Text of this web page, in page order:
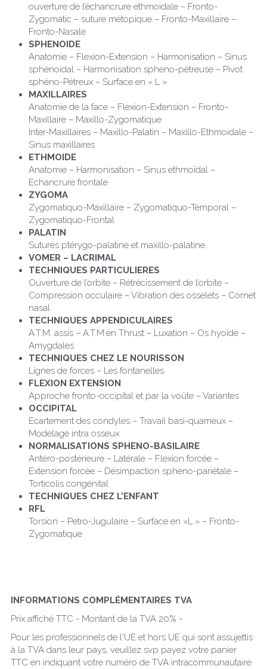
ouverture de l’échancrure ethmoidale – Fronto-
Zygomatic – suture métopique – Fronto-Maxillaire –
Fronto-Nasale
SPHENOIDE
Anatomie – Flexion-Extension – Harmonisation – Sinus
sphénoidal – Harmonisation spheno-pétreuse – Pivot
sphéno-Pétreux – Surface en « L »
MAXILLAIRES
Anatomie de la face – Flexion-Extension – Fronto-
Maxillaire – Maxillo-Zygomatique
Inter-Maxillaires – Maxillo-Palatin – Maxillo-Ethmoidale –
Sinus maxillaires
ETHMOIDE
Anatomie – Harmonisation – Sinus ethmoïdal –
Echancrure frontale
ZYGOMA
Zygomatiquo-Maxillaire – Zygomatiquo-Temporal –
Zygomatiquo-Frontal
PALATIN
Sutures ptérygo-palatine et maxillo-palatine.
VOMER – LACRIMAL
TECHNIQUES PARTICULIERES
Ouverture de l’orbite – Rétrécissement de l’orbite –
Compression occulaire – Vibration des osselets – Cornet
nasal
TECHNIQUES APPENDICULAIRES
A.T.M. assis – A.T.M.en Thrust – Luxation – Os hyoïde –
Amygdales
TECHNIQUES CHEZ LE NOURISSON
Lignes de forces – Les fontanelles
FLEXION EXTENSION
Approche fronto-occipital et par la voûte – Variantes
OCCIPITAL
Ecartement des condyles – Travail basi-quameux –
Modelage intra osseux
NORMALISATIONS SPHENO-BASILAIRE
Antéro-postérieure – Latérale – Flexion forcée –
Extension forcée – Désimpaction spheno-pariétale –
Torticolis congénital
TECHNIQUES CHEZ L’ENFANT
RFL
Torsion – Petro-Jugulaire – Surface en »L » – Fronto-
Zygomatique
INFORMATIONS COMPLÉMENTAIRES TVA
Prix affiché TTC - Montant de la TVA 20% -
Pour les professionnels de l'UE et hors UE qui sont assujettis
à la TVA dans leur pays, veuillez svp payez votre panier
TTC en indiquant votre numéro de TVA intracommunautaire